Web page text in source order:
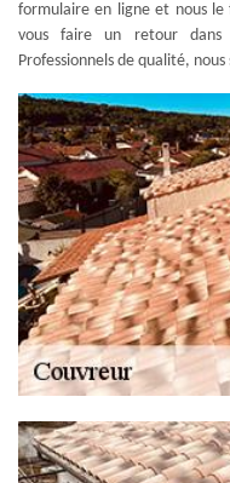
formulaire en ligne et nous le
vous faire un retour dans
Professionnels de qualité,